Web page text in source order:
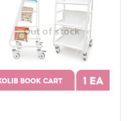
Out of stock